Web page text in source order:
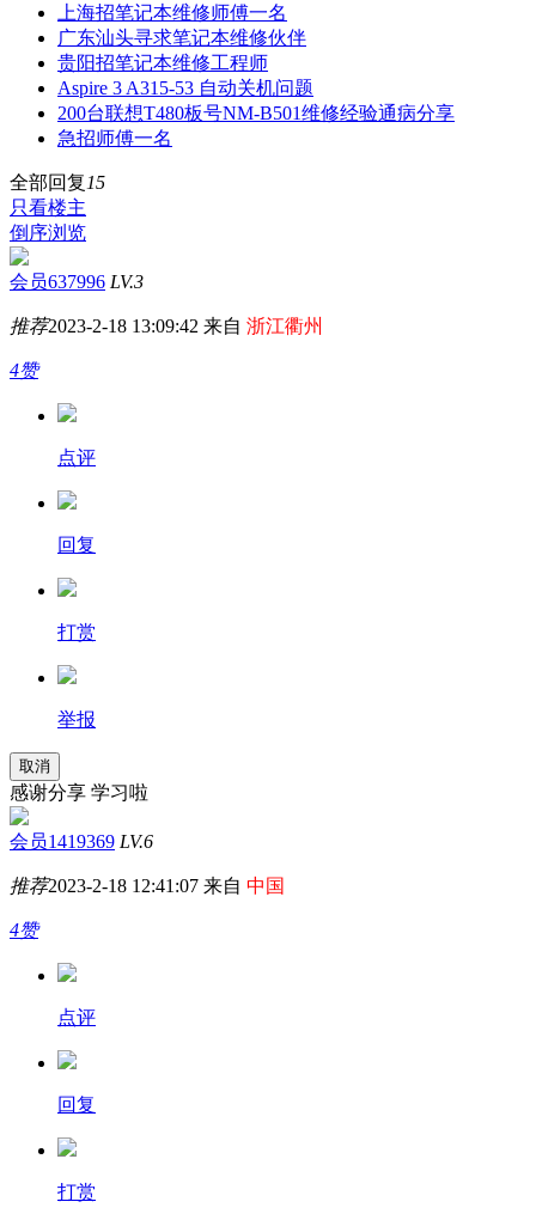
上海招笔记本维修师傅一名
广东汕头寻求笔记本维修伙伴
贵阳招笔记本维修工程师
Aspire 3 A315-53 自动关机问题
200台联想T480板号NM-B501维修经验通病分享
急招师傅一名
全部回复 15
只看楼主
倒序浏览
会员637996 LV.3
推荐2023-2-18 13:09:42 来自 浙江衢州
4赞
点评
回复
打赏
举报
取消
感谢分享 学习啦
会员1419369 LV.6
推荐2023-2-18 12:41:07 来自 中国
4赞
点评
回复
打赏